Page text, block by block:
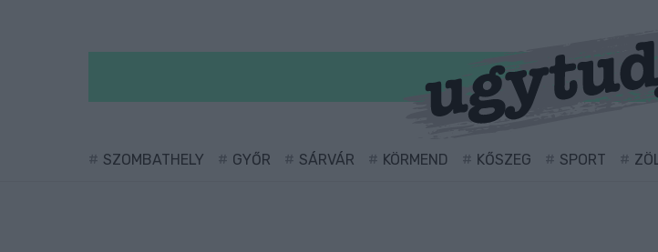
SZOMBATHELY GYŐR SÁRVÁR KÖRMEND KŐSZEG SPORT